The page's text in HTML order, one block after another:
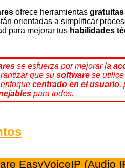
ofrece herramientas gratuitas
orientadas a simplificar
para mejorar tus habilidades
se esfuerza por mejorar la
que su software se
centrado en el usuario,
para todos.
EasyVoiceIP (Audio